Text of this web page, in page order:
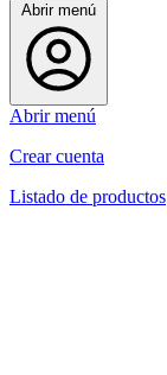
Abrir menú
Abrir menú
Crear cuenta
Listado de productos